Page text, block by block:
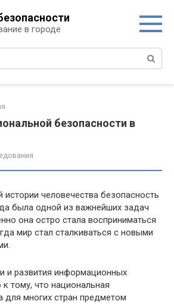
в городе
безопасности в
человечества безопасность
была одной из важнейших задач
она остро стала восприниматься
мир стал сталкиваться с новыми
и развития информационных
к тому, что национальная
для многих стран предметом